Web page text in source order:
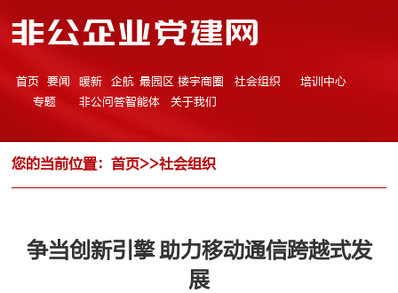
非公企业党建网
首页 要闻 暖新 企航 最园区 楼宇商圈 社会组织
培训中心
专题
非公问答智能体 关于我们
您的当前位置： 首页>>社会组织
争当创新引擎 助力移动通信跨越式发
展